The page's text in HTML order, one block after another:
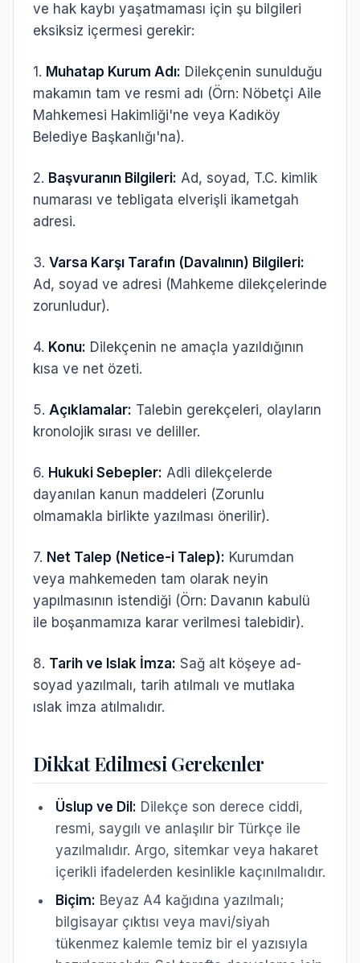
ve hak kaybı yaşatmaması için şu bilgileri
eksiksiz içermesi gerekir:
1. Muhatap Kurum Adı: Dilekçenin sunulduğu
makamın tam ve resmi adı (Örn: Nöbetçi Aile
Mahkemesi Hakimliği'ne veya Kadıköy
Belediye Başkanlığı'na).
2. Başvuranın Bilgileri: Ad, soyad, T.C. kimlik
numarası ve tebligata elverişli ikametgah
adresi.
3. Varsa Karşı Tarafın (Davalının) Bilgileri:
Ad, soyad ve adresi (Mahkeme dilekçelerinde
zorunludur).
4. Konu: Dilekçenin ne amaçla yazıldığının
kısa ve net özeti.
5. Açıklamalar: Talebin gerekçeleri, olayların
kronolojik sırası ve deliller.
6. Hukuki Sebepler: Adli dilekçelerde
dayanılan kanun maddeleri (Zorunlu
olmamakla birlikte yazılması önerilir).
7. Net Talep (Netice-i Talep): Kurumdan
veya mahkemeden tam olarak neyin
yapılmasının istendiği (Örn: Davanın kabulü
ile boşanmamıza karar verilmesi talebidir).
8. Tarih ve Islak İmza: Sağ alt köşeye ad-
soyad yazılmalı, tarih atılmalı ve mutlaka
ıslak imza atılmalıdır.
Dikkat Edilmesi Gerekenler
Üslup ve Dil: Dilekçe son derece ciddi,
resmi, saygılı ve anlaşılır bir Türkçe ile
yazılmalıdır. Argo, sitemkar veya hakaret
içerikli ifadelerden kesinlikle kaçınılmalıdır.
Biçim: Beyaz A4 kağıdına yazılmalı;
bilgisayar çıktısı veya mavi/siyah
tükenmez kalemle temiz bir el yazısıyla